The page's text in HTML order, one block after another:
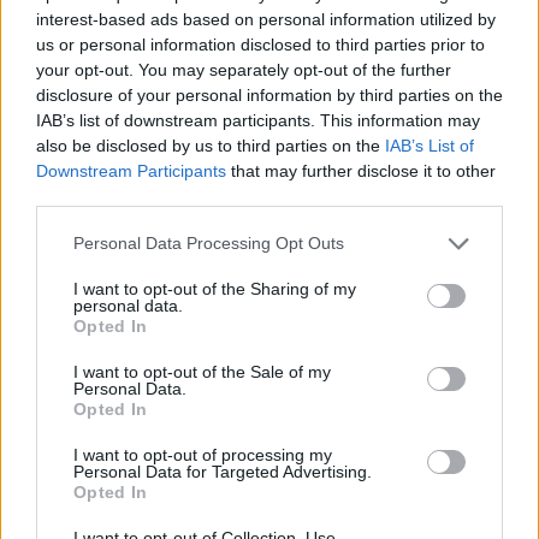
interest-based ads based on personal information utilized by
us or personal information disclosed to third parties prior to
your opt-out. You may separately opt-out of the further
disclosure of your personal information by third parties on the
IAB’s list of downstream participants. This information may
also be disclosed by us to third parties on the IAB’s List of
Downstream Participants that may further disclose it to other
Personal Data Processing Opt Outs
I want to opt-out of the Sharing of my
personal data.
Opted In
I want to opt-out of the Sale of my
Personal Data.
Opted In
I want to opt-out of processing my
Personal Data for Targeted Advertising.
Opted In
Horoskopi i sotëm, 8
gusht 2026: Cilat janë
shenjat më me fat
Temperaturat arrijnë 40°C
në Tiranë, vapë
përvëluese edhe në
Elbasan e Shkodër,
Lushnjë, merr flakë
furgoni me targa të
Maqedonisë së Veriut;
dyshohet defekt teknik
Përplasje mes tre
automjetesh në aksin
lëndohet
të fundit
Kolonë 500-metërshe në